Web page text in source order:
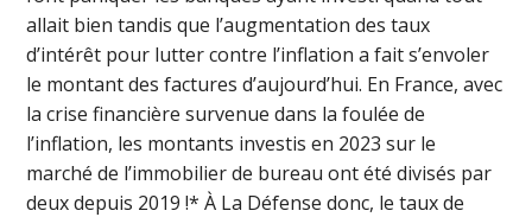
allait bien tandis que l’augmentation des taux
d’intérêt pour lutter contre l’inflation a fait s’envoler
le montant des factures d’aujourd’hui. En France, avec
la crise financière survenue dans la foulée de
l’inflation, les montants investis en 2023 sur le
marché de l’immobilier de bureau ont été divisés par
deux depuis 2019 !* À La Défense donc, le taux de